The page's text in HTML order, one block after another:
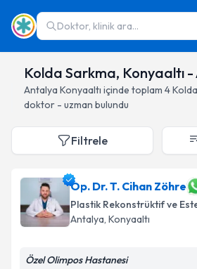
Doktor, klinik ara...
Kolda Sarkma, Konyaaltı
Antalya Konyaaltı içinde toplam 4
doktor - uzman bulundu
Filtrele
Op. Dr. T. Cihan Zöhre
Plastik Rekonstrüktif ve
Antalya, Konyaaltı
Özel Olimpos Hastanesi